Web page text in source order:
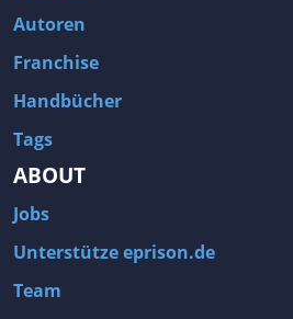
Autoren
Franchise
Handbücher
Tags
ABOUT
Jobs
Unterstütze eprison.de
Team